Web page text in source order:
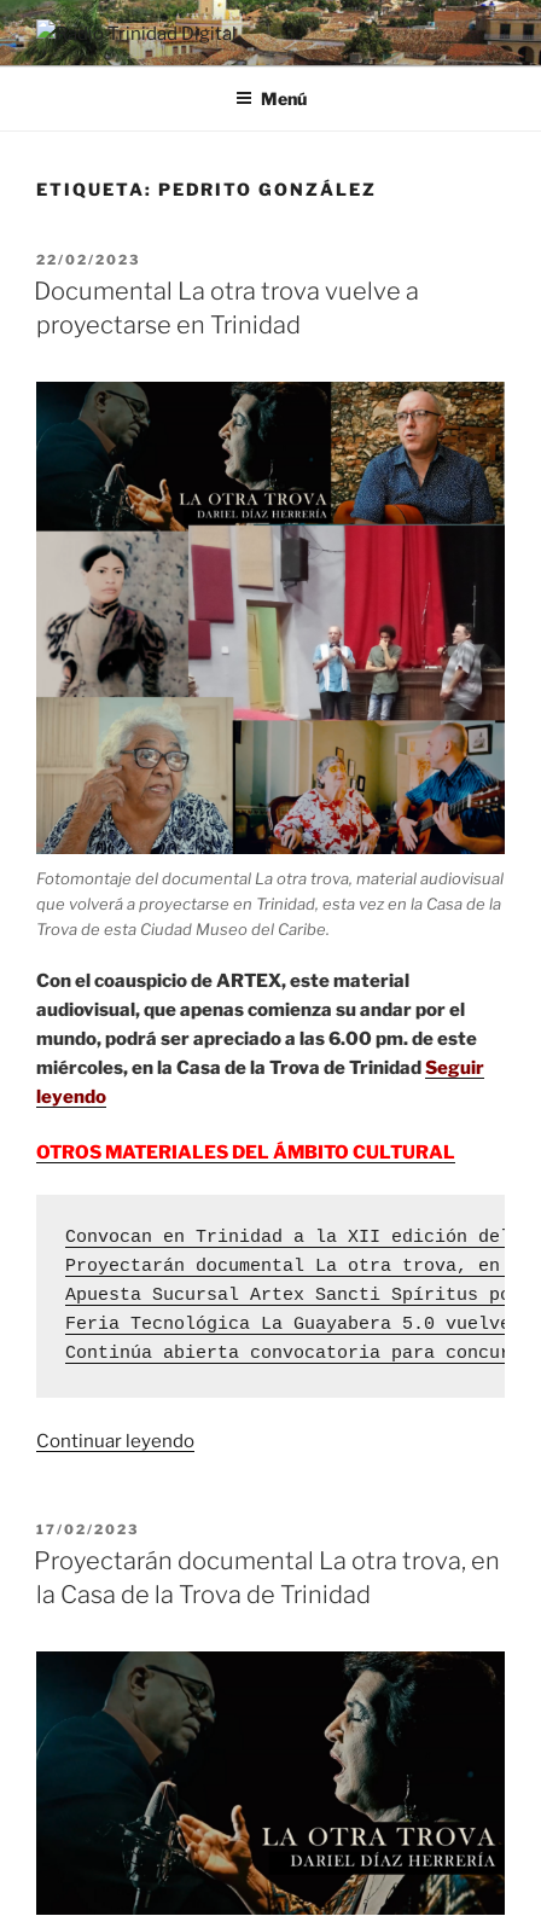
Saltar
al
contenido
RADIO TRINIDAD DIGITAL
Desde la Ciudad Museo del Caribe
Menú
ETIQUETA: PEDRITO GONZÁLEZ
PUBLICADO
EL
22/02/2023
Documental La otra trova vuelve a
proyectarse en Trinidad
Fotomontaje del documental La otra trova, material audiovisual
que volverá a proyectarse en Trinidad, esta vez en la Casa de la
Trova de esta Ciudad Museo del Caribe.
Con el coauspicio de ARTEX, este material
audiovisual, que apenas comienza su andar por el
mundo, podrá ser apreciado a las 6.00 pm. de este
miércoles, en la Casa de la Trova de TrinidadSeguir
leyendo
OTROS MATERIALES DEL ÁMBITO CULTURAL
Convocan en Trinidad a la XII edición del
Proyectarán documental La otra trova, en
Apuesta Sucursal Artex Sancti Spíritus por
Feria Tecnológica La Guayabera 5.0 vuelve
Continúa abierta convocatoria para concurso
Continuar leyendo«Documental
vuelve
Trinidad»
PUBLICADO
EL
17/02/2023
Proyectarán documental La otra trova, en
la Casa de la Trova de Trinidad